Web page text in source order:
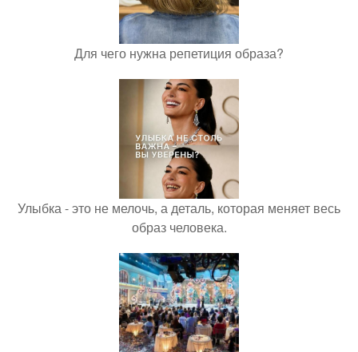
Для чего нужна репетиция образа?
Улыбка - это не мелочь, а деталь, которая меняет весь
образ человека.